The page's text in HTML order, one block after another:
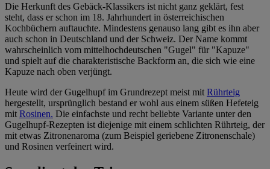
Die Herkunft des Gebäck-Klassikers ist nicht ganz geklärt, fest
steht, dass er schon im 18. Jahrhundert in österreichischen
Kochbüchern auftauchte. Mindestens genauso lang gibt es ihn aber
auch schon in Deutschland und der Schweiz. Der Name kommt
wahrscheinlich vom mittelhochdeutschen "Gugel" für "Kapuze"
und spielt auf die charakteristische Backform an, die sich wie eine
Kapuze nach oben verjüngt.
Heute wird der Gugelhupf im Grundrezept meist mit Rührteig
hergestellt, ursprünglich bestand er wohl aus einem süßen Hefeteig
mit Rosinen. Die einfachste und recht beliebte Variante unter den
Gugelhupf-Rezepten ist diejenige mit einem schlichten Rührteig, der
mit etwas Zitronenaroma (zum Beispiel geriebene Zitronenschale)
und Rosinen verfeinert wird.